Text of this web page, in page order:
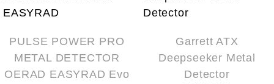
PULSE POWER PRO
METAL DETECTOR
OERAD EASYRAD Evo
Garrett ATX
Deepseeker Metal
Detector